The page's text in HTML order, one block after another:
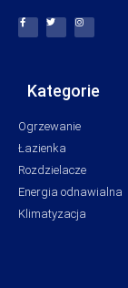
Kategorie
Ogrzewanie
Łazienka
Rozdzielacze
Energia odnawialna
Klimatyzacja